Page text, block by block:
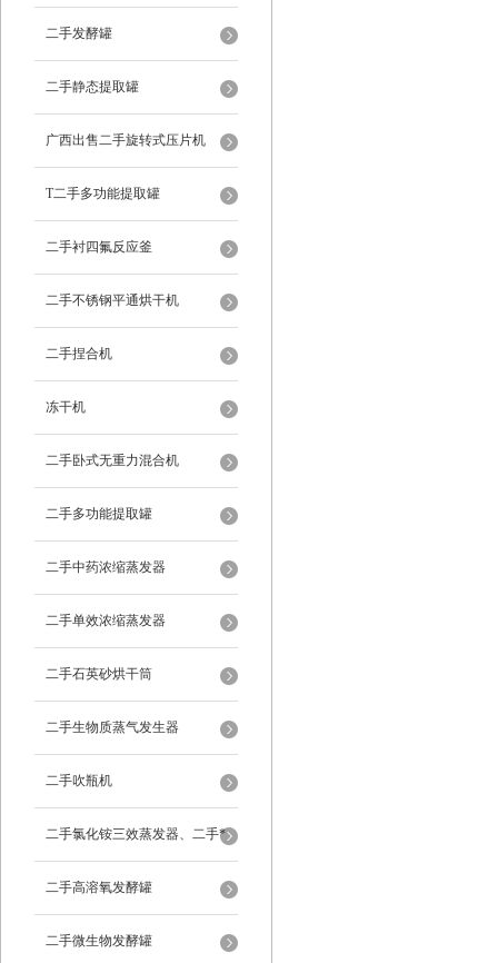
二手发酵罐
二手静态提取罐
广西出售二手旋转式压片机
T二手多功能提取罐
二手衬四氟反应釜
二手不锈钢平通烘干机
二手捏合机
冻干机
二手卧式无重力混合机
二手多功能提取罐
二手中药浓缩蒸发器
二手单效浓缩蒸发器
二手石英砂烘干筒
二手生物质蒸气发生器
二手吹瓶机
二手氯化铵三效蒸发器、二手*
蒸发器
二手高溶氧发酵罐
二手微生物发酵罐